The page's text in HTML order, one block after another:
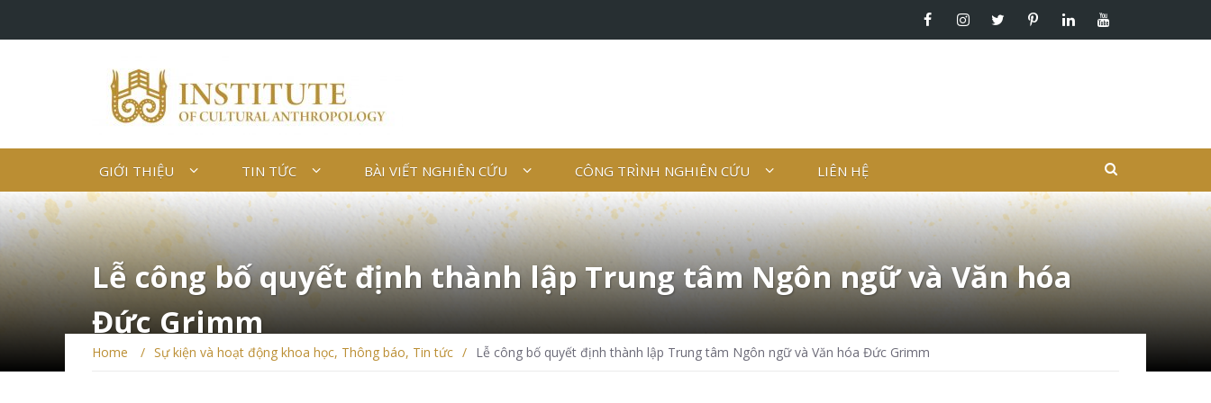
GIỚI THIỆU TIN TỨC BÀI VIẾT NGHIÊN CỨU CÔNG TRÌNH NGHIÊN CỨU LIÊN HỆ
Lễ công bố quyết định thành lập Trung tâm Ngôn ngữ và Văn hóa
Đức Grimm
Home / Sự kiện và hoạt động khoa học, Thông báo, Tin tức / Lễ công bố quyết định thành lập Trung tâm Ngôn ngữ và Văn hóa Đức Grimm